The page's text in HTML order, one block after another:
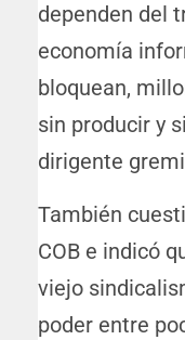
dependen del
economía
bloquean,
sin producir y
dirigente
También
COB e indicó
viejo
poder entre